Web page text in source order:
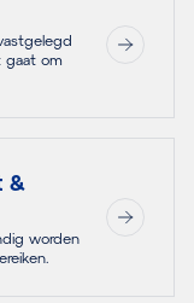
gaat om
&
worden